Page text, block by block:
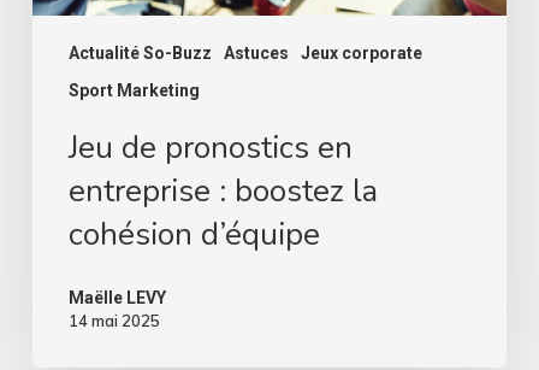
Actualité So-Buzz Astuces
Jeux corporate
Sport Marketing
Jeu de pronostics en
entreprise : boostez la
cohésion d’équipe
Maëlle LEVY
14 mai 2025